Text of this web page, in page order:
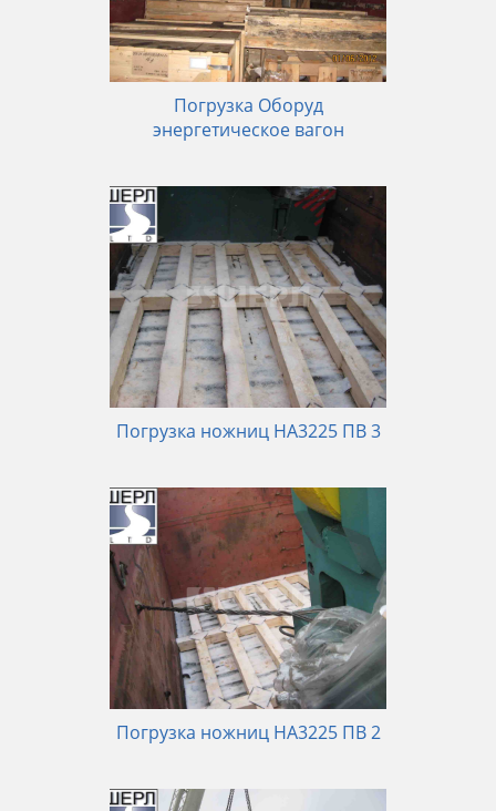
Погрузка Оборуд
энергетическое вагон
Погрузка ножниц НА3225 ПВ 3
Погрузка ножниц НА3225 ПВ 2